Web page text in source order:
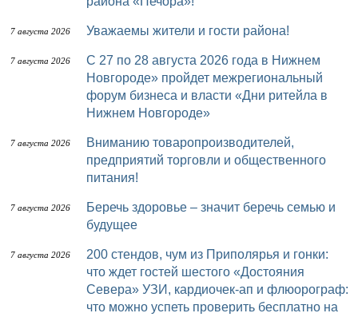
7 августа 2026 Уважаемы жители и гости района!
7 августа 2026
с 27 по 28 августа 2026 года в Нижнем
Новгороде» пройдет межрегиональный
форум бизнеса и власти «Дни ритейла в
Нижнем Новгороде»
7 августа 2026
Вниманию товаропроизводителей,
предприятий торговли и общественного
питания!
7 августа 2026
Беречь здоровье – значит беречь семью и
будущее
7 августа 2026
200 стендов, чум из Приполярья и гонки:
что ждет гостей шестого «Достояния
Севера» УЗИ, кардиочек-ап и флюорограф:
что можно успеть проверить бесплатно на